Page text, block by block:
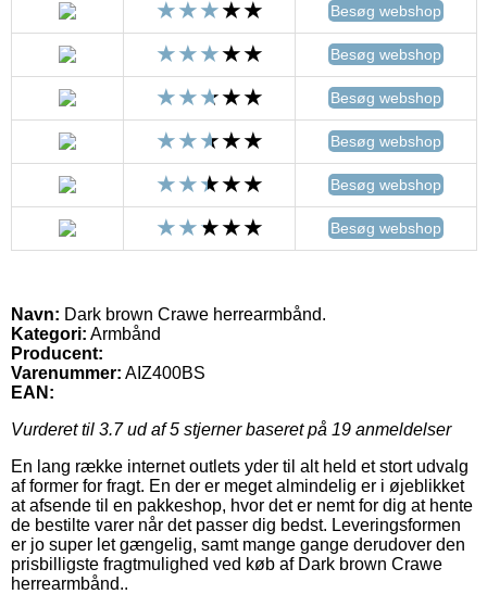
Besøg webshop
Besøg webshop
Besøg webshop
Besøg webshop
Besøg webshop
Besøg webshop
Navn: Dark brown Crawe herrearmbånd.
Kategori: Armbånd
Producent:
Varenummer: AIZ400BS
EAN:
Vurderet til 3.7ud af 5 stjerner baseret på 19 anmeldelser
En lang række internet outlets yder til alt held et stort udvalg
af former for fragt. En der er meget almindelig er i øjeblikket
at afsende til en pakkeshop, hvor det er nemt for dig at hente
de bestilte varer når det passer dig bedst. Leveringsformen
er jo super let gængelig, samt mange gange derudover den
prisbilligste fragtmulighed ved køb af Dark brown Crawe
herrearmbånd..